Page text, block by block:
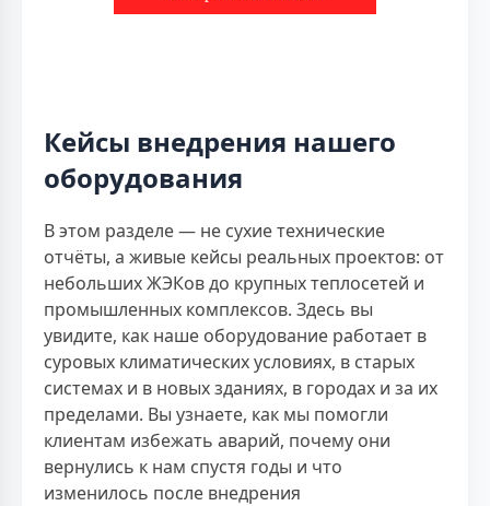
Кейсы внедрения нашего
оборудования
В этом разделе — не сухие технические
отчёты, а живые кейсы реальных проектов: от
небольших ЖЭКов до крупных теплосетей и
промышленных комплексов. Здесь вы
увидите, как наше оборудование работает в
суровых климатических условиях, в старых
системах и в новых зданиях, в городах и за их
пределами. Вы узнаете, как мы помогли
клиентам избежать аварий, почему они
вернулись к нам спустя годы и что
изменилось после внедрения